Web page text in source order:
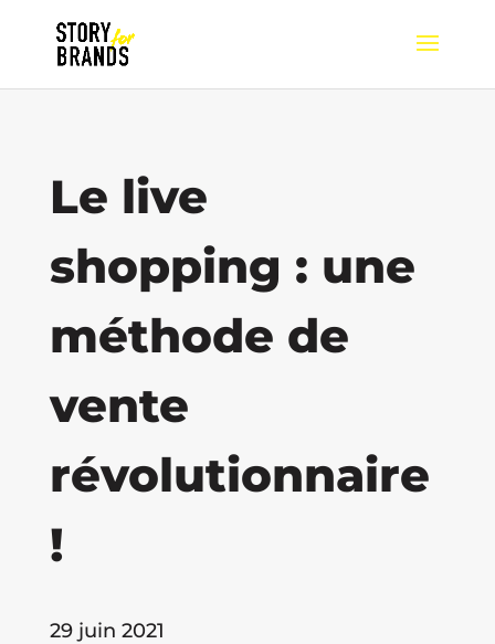
Le live
shopping : une
méthode de
vente
révolutionnaire
!
29 juin 2021